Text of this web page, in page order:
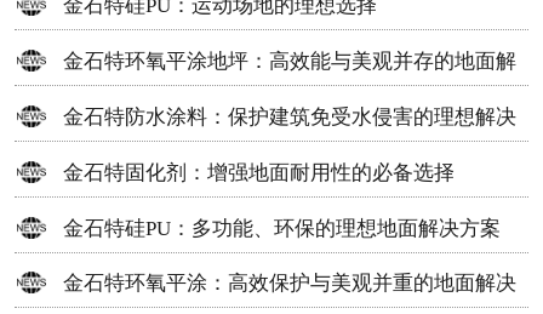
金石特硅PU：运动场地的理想选择
金石特环氧平涂地坪：高效能与美观并存的地面解
决方案
金石特防水涂料：保护建筑免受水侵害的理想解决
方案
金石特固化剂：增强地面耐用性的必备选择
金石特硅PU：多功能、环保的理想地面解决方案
金石特环氧平涂：高效保护与美观并重的地面解决